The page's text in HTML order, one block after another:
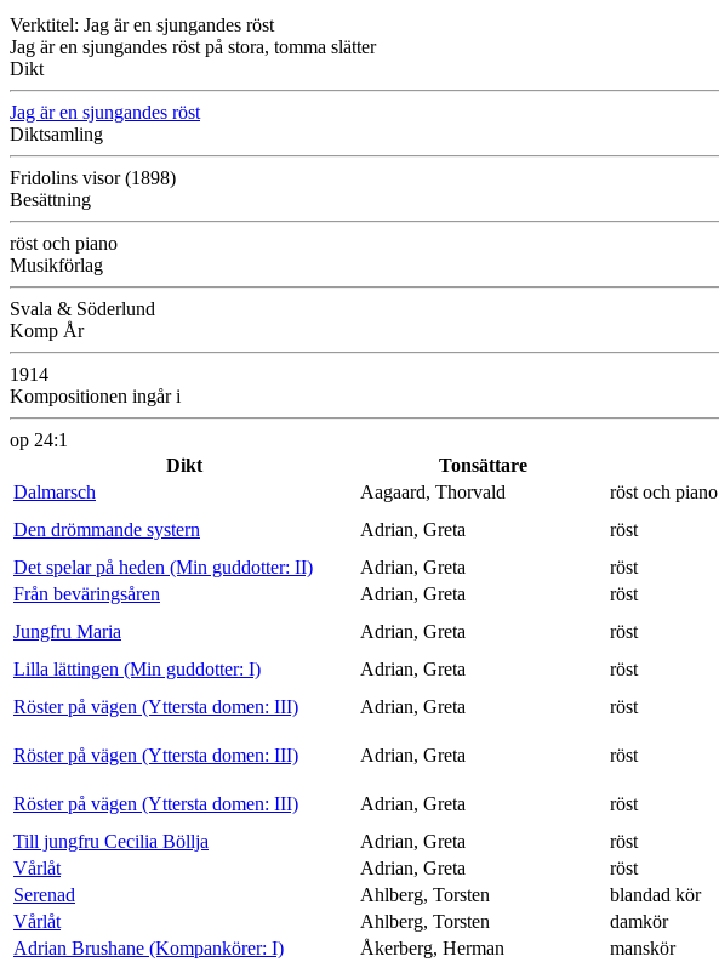
Verktitel: Jag är en sjungandes röst
Jag är en sjungandes röst på stora, tomma slätter
Dikt
Jag är en sjungandes röst
Diktsamling
Fridolins visor (1898)
Besättning
röst och piano
Musikförlag
Svala & Söderlund
Komp År
1914
Kompositionen ingår i
op 24:1
Dikt
Tonsättare
Dalmarsch
Aagaard, Thorvald röst och piano
Den drömmande systern
Adrian, Greta röst
Det spelar på heden (Min guddotter: II)
Adrian, Greta röst
Från beväringsåren
Adrian, Greta röst
Jungfru Maria
Adrian, Greta röst
Lilla lättingen (Min guddotter: I)
Adrian, Greta röst
Röster på vägen (Yttersta domen: III)
Adrian, Greta röst
Röster på vägen (Yttersta domen: III)
Adrian, Greta röst
Röster på vägen (Yttersta domen: III)
Adrian, Greta röst
Till jungfru Cecilia Böllja
Adrian, Greta röst
Vårlåt
Adrian, Greta röst
Serenad
Ahlberg, Torsten blandad kör
Vårlåt
Ahlberg, Torsten damkör
Adrian Brushane (Kompankörer: I)
Åkerberg, Herman manskör